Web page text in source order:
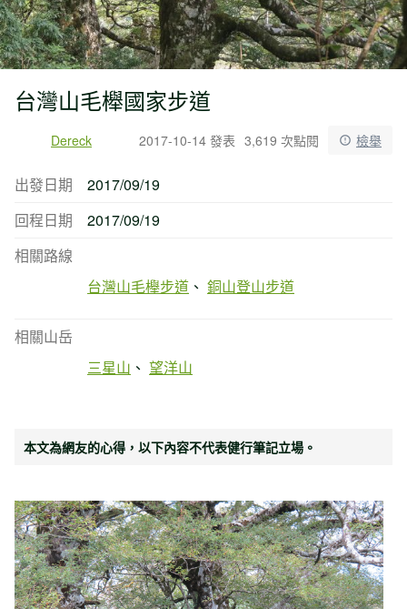
台灣山毛櫸國家步道
Dereck 2017-10-14 發表 3,619 次點閱 檢舉
出發日期
2017/09/19
回程日期
2017/09/19
相關路線
台灣山毛櫸步道
銅山登山步道
相關山岳
三星山
望洋山
本文為網友的心得，以下內容不代表健行筆記立場。